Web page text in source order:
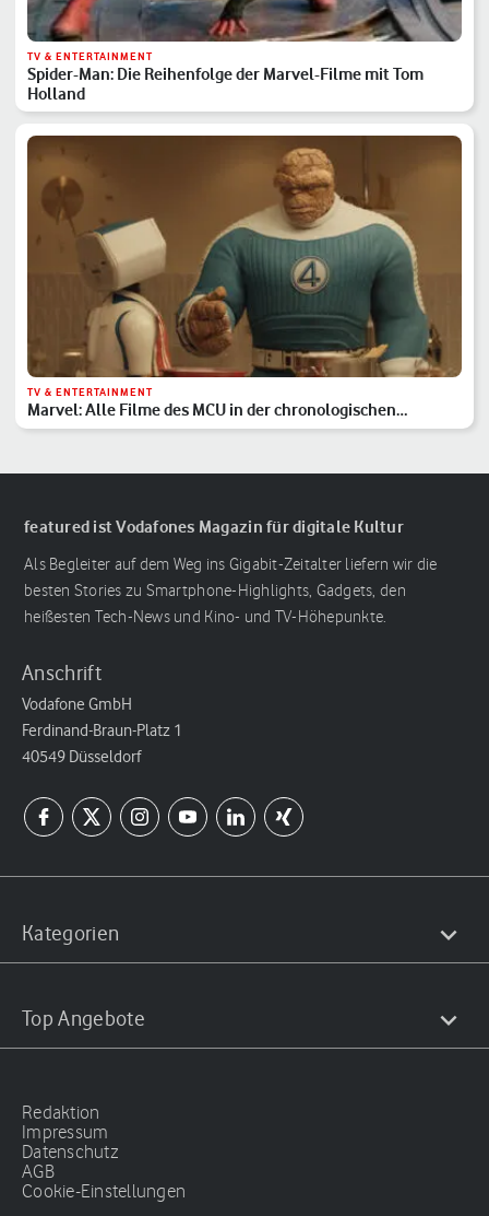
TV & ENTERTAINMENT
Spider-Man: Die Reihenfolge der Marvel-Filme mit Tom
Holland
TV & ENTERTAINMENT
Marvel: Alle Filme des MCU in der chronologischen
Reihenfolge
featured ist Vodafones Magazin für digitale Kultur
Als Begleiter auf dem Weg ins Gigabit-Zeitalter liefern wir die
besten Stories zu Smartphone-Highlights, Gadgets, den
heißesten Tech-News und Kino- und TV-Höhepunkte.
Anschrift
Vodafone GmbH
Ferdinand-Braun-Platz 1
40549 Düsseldorf
Kategorien
Top Angebote
Redaktion
Impressum
Datenschutz
AGB
Cookie-Einstellungen